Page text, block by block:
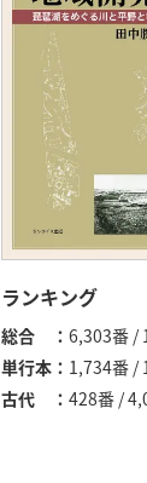
ランキング
総合
6,303番 /
単行本
1,734番 /
古代
428番 /